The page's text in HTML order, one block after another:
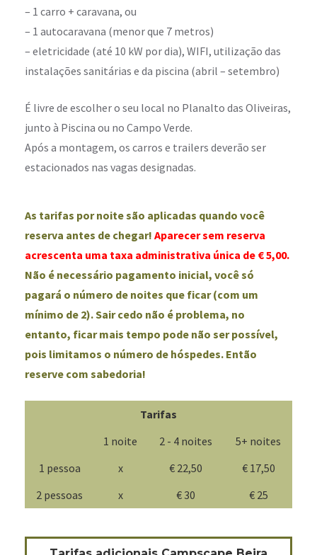
– 1 carro + caravana, ou
– 1 autocaravana (menor que 7 metros)
– eletricidade (até 10 kW por dia), WIFI, utilização das
instalações sanitárias e da piscina (abril – setembro)
É livre de escolher o seu local no Planalto das Oliveiras,
junto à Piscina ou no Campo Verde.
Após a montagem, os carros e trailers deverão ser
estacionados nas vagas designadas.
As tarifas por noite são aplicadas quando você
reserva antes de chegar! Aparecer sem reserva
acrescenta uma taxa administrativa única de € 5,00.
Não é necessário pagamento inicial, você só
pagará o número de noites que ficar (com um
mínimo de 2). Sair cedo não é problema, no
entanto, ficar mais tempo pode não ser possível,
pois limitamos o número de hóspedes. Então
reserve com sabedoria!
Tarifas
1 noite
2 - 4 noites
5+ noites
1 pessoa
x € 22,50
€ 17,50
2 pessoas
x € 30 € 25